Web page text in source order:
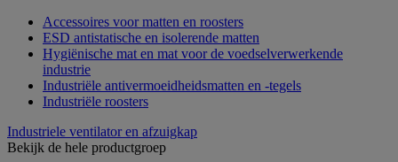
Accessoires voor matten en roosters
ESD antistatische en isolerende matten
Hygiënische mat en mat voor de voedselverwerkende
industrie
Industriële antivermoeidheidsmatten en -tegels
Industriële roosters
Industriele ventilator en afzuigkap
Bekijk de hele productgroep